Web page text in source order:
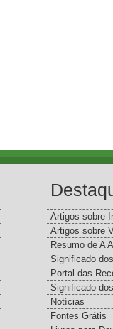
Artigos sobre
Artigos sobre
Resumo de A
Significado
Portal das
Significado
Notícias
Fontes Grátis